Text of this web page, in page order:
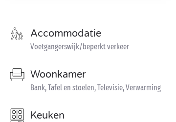
Accommodatie
Voetgangerswijk/beperkt verkeer
Woonkamer
Bank, Tafel en stoelen, Televisie, Verwarming
Keuken